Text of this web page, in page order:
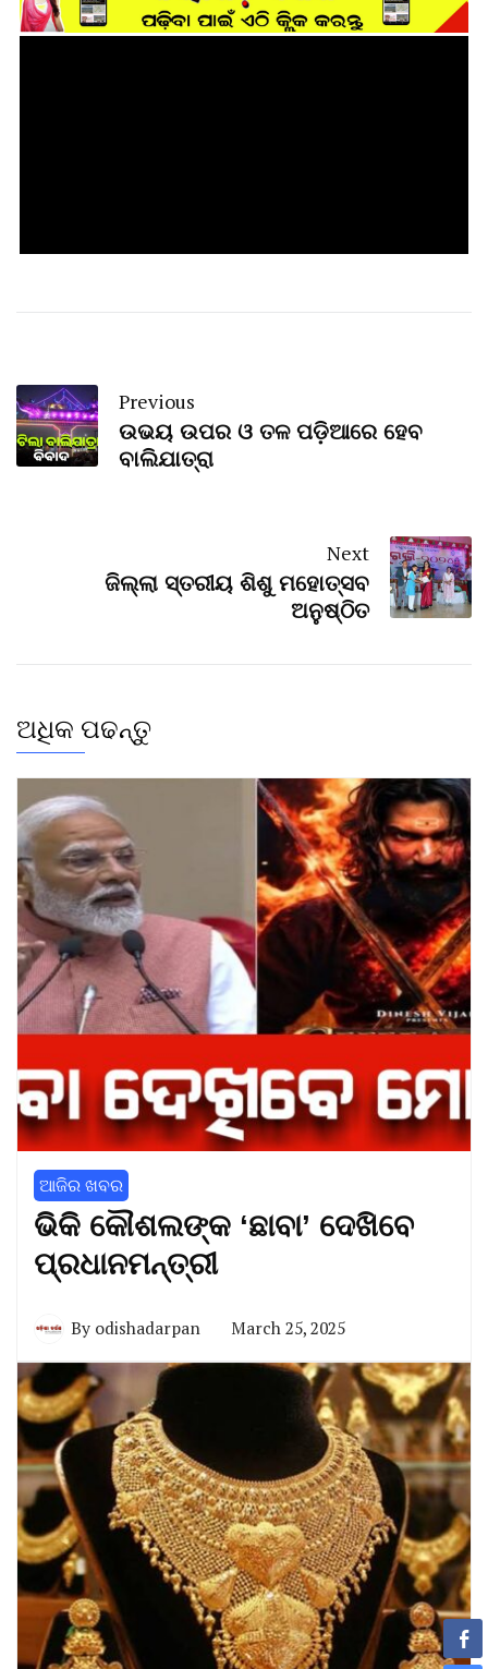
Previous
ଉଭୟ ଉପର ଓ ତଳ ପଡ଼ିଆରେ ହେବ
ବାଲିଯାତ୍ରା
Next
ଜିଲ୍ଲା ସ୍ତରୀୟ ଶିଶୁ ମହୋତ୍ସବ
ଅନୁଷ୍ଠିତ
ଅଧିକ ପଢନ୍ତୁ
ଆଜିର ଖବର
ଭିକି କୌଶଲଙ୍କ ‘ଛାବା’ ଦେଖିବେ
ପ୍ରଧାନମନ୍ତ୍ରୀ
By odishadarpan March 25, 2025